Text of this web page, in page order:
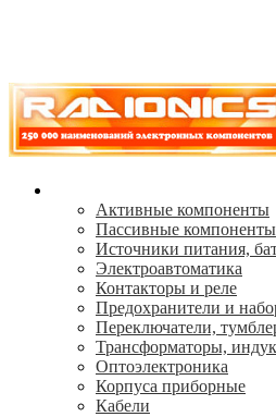
Активные компоненты
Пассивные компоненты
Источники питания,
Электроавтоматика
Контакторы и реле
Предохранители и
Переключатели,
Трансформаторы,
Oптоэлектроника
Корпуса приборные
Кабели